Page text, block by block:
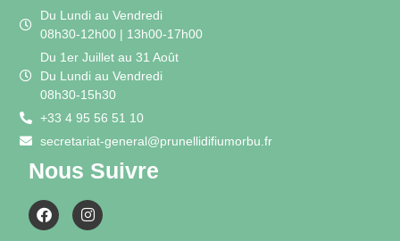
Du Lundi au Vendredi
08h30-12h00 | 13h00-17h00
Du 1er Juillet au 31 Août
Du Lundi au Vendredi
08h30-15h30
+33 4 95 56 51 10
secretariat-general@prunellidifiumorbu.fr
Nous Suivre